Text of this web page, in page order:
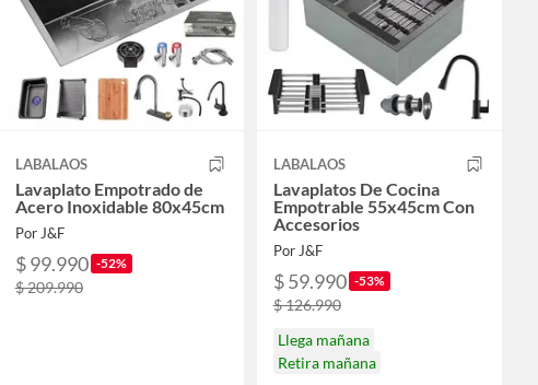
LABALAOS
Lavaplato Empotrado de
Acero Inoxidable 80x45cm
Por J&F
$ 99.990 -52%
$ 209.990
LABALAOS
Lavaplatos De Cocina
Empotrable 55x45cm Con
Accesorios
Por J&F
$ 59.990 -53%
$ 126.990
Llega mañana
Retira mañana